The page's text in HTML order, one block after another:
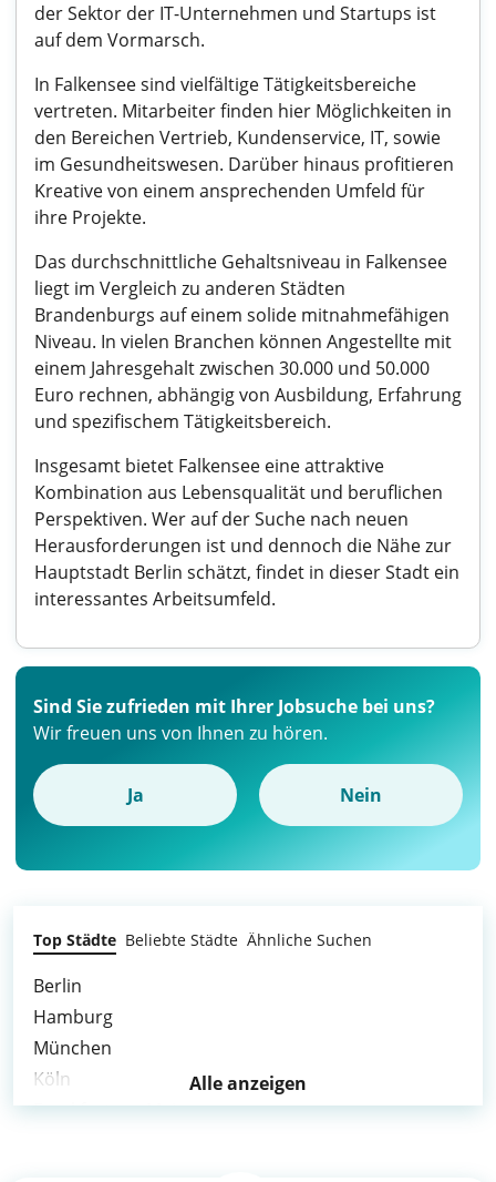
der Sektor der IT-Unternehmen und Startups ist
auf dem Vormarsch.
In Falkensee sind vielfältige Tätigkeitsbereiche
vertreten. Mitarbeiter finden hier Möglichkeiten in
den Bereichen Vertrieb, Kundenservice, IT, sowie
im Gesundheitswesen. Darüber hinaus profitieren
Kreative von einem ansprechenden Umfeld für
ihre Projekte.
Das durchschnittliche Gehaltsniveau in Falkensee
liegt im Vergleich zu anderen Städten
Brandenburgs auf einem solide mitnahmefähigen
Niveau. In vielen Branchen können Angestellte mit
einem Jahresgehalt zwischen 30.000 und 50.000
Euro rechnen, abhängig von Ausbildung, Erfahrung
und spezifischem Tätigkeitsbereich.
Insgesamt bietet Falkensee eine attraktive
Kombination aus Lebensqualität und beruflichen
Perspektiven. Wer auf der Suche nach neuen
Herausforderungen ist und dennoch die Nähe zur
Hauptstadt Berlin schätzt, findet in dieser Stadt ein
interessantes Arbeitsumfeld.
Sind Sie zufrieden mit Ihrer Jobsuche bei uns?
Wir freuen uns von Ihnen zu hören.
Ja Nein
Top Städte Beliebte Städte Ähnliche Suchen
Berlin
Hamburg
München
Köln
Frankfurt am Main
Alle anzeigen